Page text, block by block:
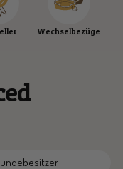
Wechselbezüge